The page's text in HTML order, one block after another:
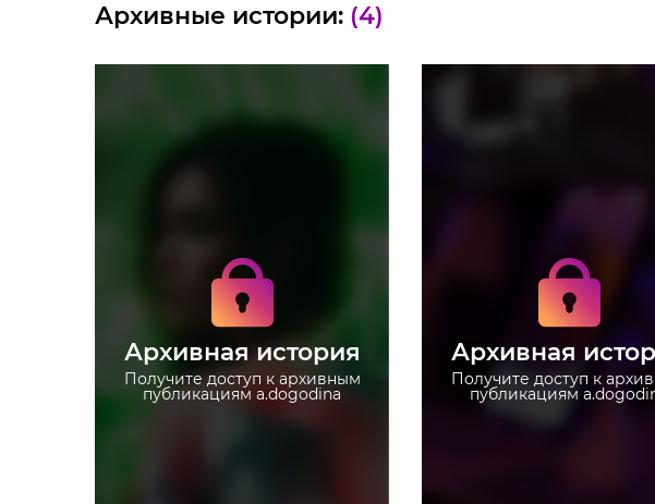
Архивные истории: (4)
Архивная история
Получите доступ к архивным
публикациям a.dogodina
архивным историям
a.dogodina
Не отвлекайтесь на
рекламу
Загружайте истории без
ограничений
Архивная
Получите доступ к
публикациям
архивным историям
a.dogodina
Не отвлекайтесь на
рекламу
Загружайте истории
ограничений